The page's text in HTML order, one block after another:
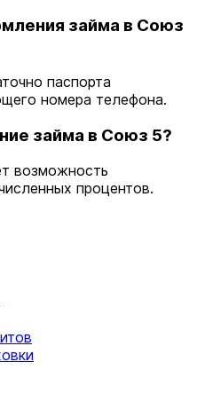
займа в Союз
паспорта
номера телефона.
займа в Союз 5?
возможность
процентов.